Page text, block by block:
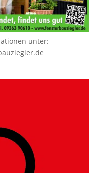
unter: